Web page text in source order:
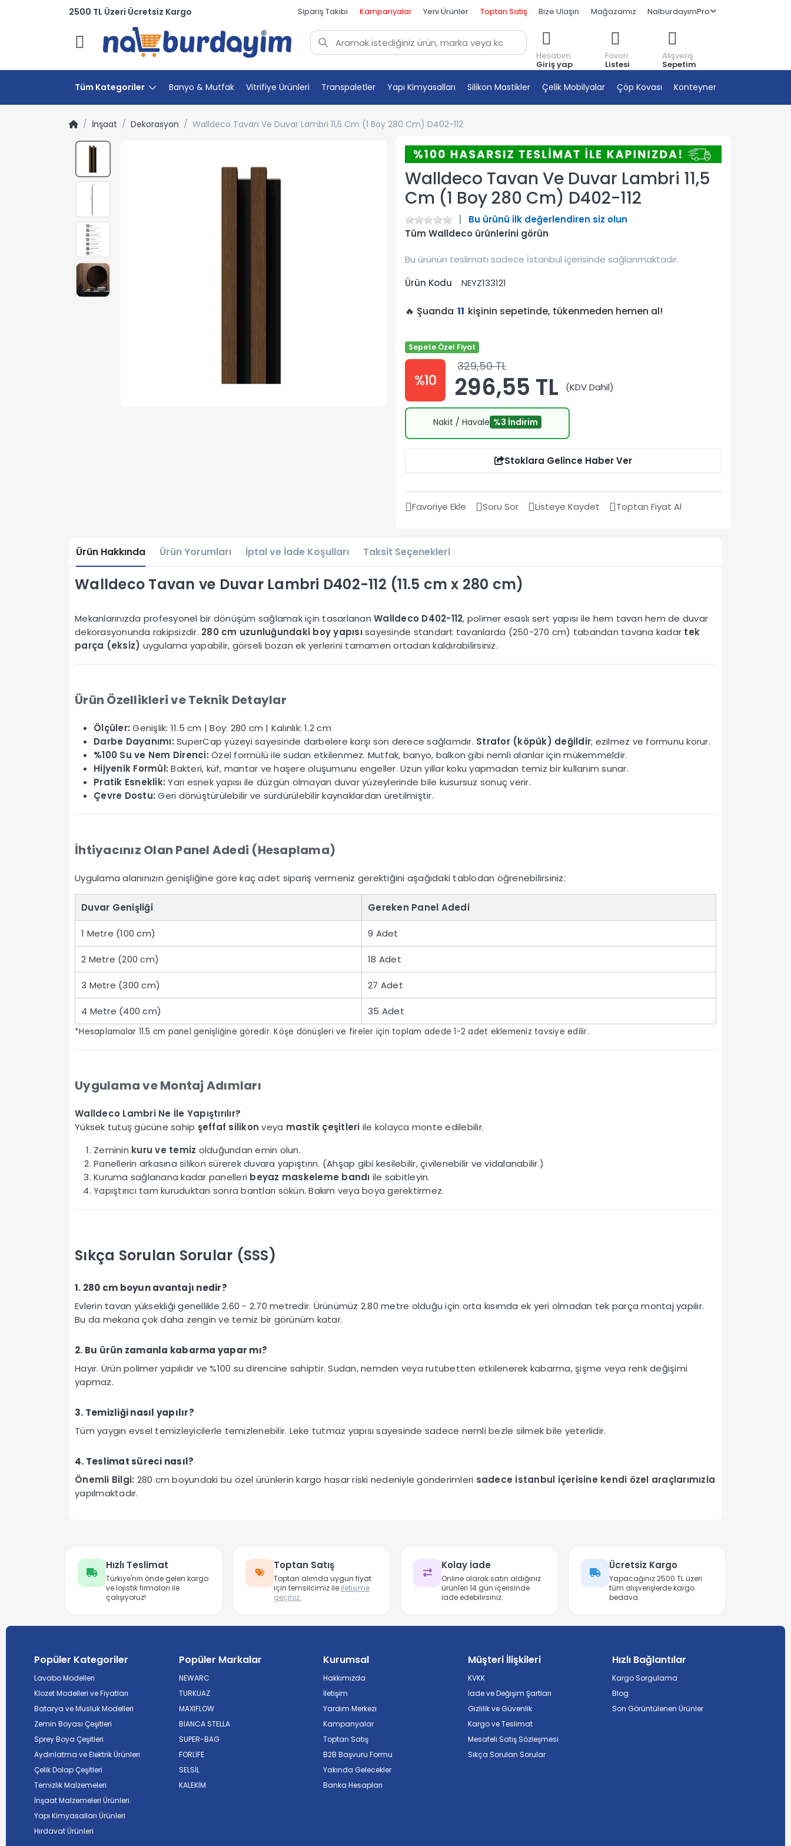
2500 TL Üzeri Ücretsiz Kargo Sipariş Takibi Kampanyalar Yeni Ürünler Toptan Satış Bize Ulaşın Mağazamız NalburdayımPro
Menü
Hesabım
Giriş yap
Favori
Listesi
Alışveriş
Sepetim
Tüm Kategoriler Banyo & Mutfak Vitrifiye Ürünleri Transpaletler Yapı Kimyasalları Silikon Mastikler Çelik Mobilyalar Çöp Kovası Konteyner
İnşaat Dekorasyon Walldeco Tavan Ve Duvar Lambri 11,5 Cm (1 Boy 280 Cm) D402-112
Walldeco Tavan Ve Duvar Lambri 11,5
Cm (1 Boy 280 Cm) D402-112
Bu ürünü ilk değerlendiren siz olun
Tüm Walldeco ürünlerini görün
Bu ürünün teslimatı sadece İstanbul içerisinde sağlanmaktadır.
Ürün Kodu
NEYZ133121
🔥 Şuanda 11 kişinin sepetinde, tükenmeden hemen al!
Sepete Özel Fiyat
%10
329,50 TL
296,55 TL (KDV Dahil)
Nakit / Havale %3 İndirim
Stoklara Gelince Haber Ver
Favoriye Ekle Soru Sor Listeye Kaydet Toptan Fiyat Al
Ürün Hakkında Ürün Yorumları İptal ve İade Koşulları Taksit Seçenekleri
Walldeco Tavan ve Duvar Lambri D402-112 (11.5 cm x 280 cm)
Mekanlarınızda profesyonel bir dönüşüm sağlamak için tasarlanan Walldeco D402-112, polimer esaslı sert yapısı ile hem tavan hem de duvar
dekorasyonunda rakipsizdir. 280 cm uzunluğundaki boy yapısısayesinde standart tavanlarda (250-270 cm) tabandan tavana kadar tek
parça (eksiz) uygulama yapabilir, görseli bozan ek yerlerini tamamen ortadan kaldırabilirsiniz.
Ürün Özellikleri ve Teknik Detaylar
Ölçüler: Genişlik: 11.5 cm | Boy: 280 cm | Kalınlık: 1.2 cm
Darbe Dayanımı: SuperCap yüzeyi sayesinde darbelere karşı son derece sağlamdır. Strafor (köpük) değildir; ezilmez ve formunu korur.
%100 Su ve Nem Direnci: Özel formülü ile sudan etkilenmez. Mutfak, banyo, balkon gibi nemli alanlar için mükemmeldir.
Hijyenik Formül: Bakteri, küf, mantar ve haşere oluşumunu engeller. Uzun yıllar koku yapmadan temiz bir kullanım sunar.
Pratik Esneklik: Yarı esnek yapısı ile düzgün olmayan duvar yüzeylerinde bile kusursuz sonuç verir.
Çevre Dostu: Geri dönüştürülebilir ve sürdürülebilir kaynaklardan üretilmiştir.
İhtiyacınız Olan Panel Adedi (Hesaplama)
Uygulama alanınızın genişliğine göre kaç adet sipariş vermeniz gerektiğini aşağıdaki tablodan öğrenebilirsiniz:
Duvar Genişliği Gereken Panel Adedi
1 Metre (100 cm) 9 Adet
2 Metre (200 cm) 18 Adet
3 Metre (300 cm) 27 Adet
4 Metre (400 cm) 35 Adet
*Hesaplamalar 11.5 cm panel genişliğine göredir. Köşe dönüşleri ve fireler için toplam adede 1-2 adet eklemeniz tavsiye edilir.
Uygulama ve Montaj Adımları
Walldeco Lambri Ne İle Yapıştırılır?
Yüksek tutuş gücüne sahip şeffaf silikon veya mastik çeşitleri ile kolayca monte edilebilir.
Zeminin kuru ve temiz olduğundan emin olun.
Panellerin arkasına silikon sürerek duvara yapıştırın. (Ahşap gibi kesilebilir, çivilenebilir ve vidalanabilir.)
Kuruma sağlanana kadar panelleri beyaz maskeleme bandı ile sabitleyin.
Yapıştırıcı tam kuruduktan sonra bantları sökün. Bakım veya boya gerektirmez.
Sıkça Sorulan Sorular (SSS)
1. 280 cm boyun avantajı nedir?
Evlerin tavan yüksekliği genellikle 2.60 - 2.70 metredir. Ürünümüz 2.80 metre olduğu için orta kısımda ek yeri olmadan tek parça montaj yapılır.
Bu da mekana çok daha zengin ve temiz bir görünüm katar.
2. Bu ürün zamanla kabarma yapar mı?
Hayır. Ürün polimer yapılıdır ve %100 su direncine sahiptir. Sudan, nemden veya rutubetten etkilenerek kabarma, şişme veya renk değişimi
yapmaz.
3. Temizliği nasıl yapılır?
Tüm yaygın evsel temizleyicilerle temizlenebilir. Leke tutmaz yapısı sayesinde sadece nemli bezle silmek bile yeterlidir.
4. Teslimat süreci nasıl?
Önemli Bilgi: 280 cm boyundaki bu özel ürünlerin kargo hasar riski nedeniyle gönderimleri sadece İstanbul içerisine kendi özel araçlarımızla
yapılmaktadır.
Hızlı Teslimat
Türkiye'nin önde gelen kargo
ve lojistik firmaları ile
çalışıyoruz!
Toptan Satış
Toptan alımda uygun fiyat
için temsilcimiz ile iletişime
geçiniz.
Kolay İade
Online olarak satın aldığınız
ürünleri 14 gün içerisinde
iade edebilirsiniz.
Ücretsiz Kargo
Yapacağınız 2500 TL üzeri
tüm alışverişlerde kargo
bedava.
Popüler Kategoriler
Lavabo Modelleri
Klozet Modelleri ve Fiyatları
Batarya ve Musluk Modelleri
Zemin Boyası Çeşitleri
Sprey Boya Çeşitleri
Aydınlatma ve Elektrik Ürünleri
Çelik Dolap Çeşitleri
Temizlik Malzemeleri
İnşaat Malzemeleri Ürünleri
Yapı Kimyasalları Ürünleri
Hırdavat Ürünleri
Popüler Markalar
NEWARC
TURKUAZ
MAXIFLOW
BİANCA STELLA
SUPER-BAG
FORLİFE
SELSİL
KALEKİM
Kurumsal
Hakkımızda
İletişim
Yardım Merkezi
Kampanyalar
Toptan Satış
B2B Başvuru Formu
Yakında Gelecekler
Banka Hesapları
Müşteri İlişkileri
KVKK
İade ve Değişim Şartları
Gizlilik ve Güvenlik
Kargo ve Teslimat
Mesafeli Satış Sözleşmesi
Sıkça Sorulan Sorular
Hızlı Bağlantılar
Kargo Sorgulama
Blog
Son Görüntülenen Ürünler